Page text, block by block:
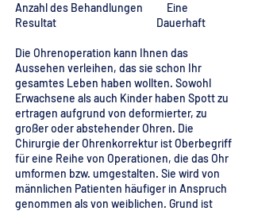
Anzahl des Behandlungen Eine
Resultat Dauerhaft
Die Ohrenoperation kann Ihnen das
Aussehen verleihen, das sie schon Ihr
gesamtes Leben haben wollten. Sowohl
Erwachsene als auch Kinder haben Spott zu
ertragen aufgrund von deformierter, zu
großer oder abstehender Ohren. Die
Chirurgie der Ohrenkorrektur ist Oberbegriff
für eine Reihe von Operationen, die das Ohr
umformen bzw. umgestalten. Sie wird von
männlichen Patienten häufiger in Anspruch
genommen als von weiblichen. Grund ist